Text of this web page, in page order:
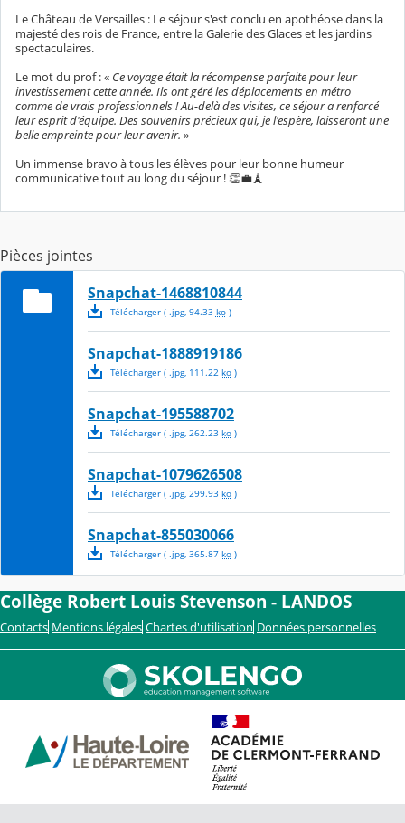
​Le Château de Versailles : Le séjour s'est conclu en apothéose dans la
majesté des rois de France, entre la Galerie des Glaces et les jardins
spectaculaires.
​Le mot du prof : « Ce voyage était la récompense parfaite pour leur
investissement cette année. Ils ont géré les déplacements en métro
comme de vrais professionnels ! Au-delà des visites, ce séjour a renforcé
leur esprit d'équipe. Des souvenirs précieux qui, je l'espère, laisseront une
belle empreinte pour leur avenir. »
​Un immense bravo à tous les élèves pour leur bonne humeur
communicative tout au long du séjour ! 👏💼🗼
Pièces jointes
Snapchat-1468810844
Télécharger( .jpg, 94.33 ko)
Snapchat-1888919186
Télécharger( .jpg, 111.22 ko)
Snapchat-195588702
Télécharger( .jpg, 262.23 ko)
Snapchat-1079626508
Télécharger( .jpg, 299.93 ko)
Snapchat-855030066
Télécharger( .jpg, 365.87 ko)
Collège Robert Louis Stevenson - LANDOS
Contacts Mentions légales Chartes d'utilisation Données personnelles